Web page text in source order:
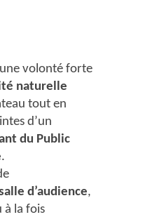
volonté forte
naturelle
tout en
d’un
du Public
.
d’audience,
à la fois